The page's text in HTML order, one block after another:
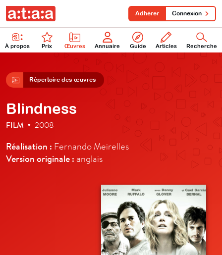
À propos Prix Œuvres Annuaire Guide Articles Recherche
Adhérer Connexion
Répertoire des œuvres
Blindness
FILM • 2008
Réalisation : Fernando Meirelles
Version originale : anglais